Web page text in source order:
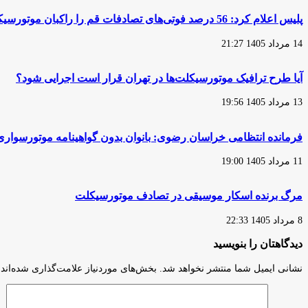
را
در
سراسر
اروپا
می‌دهند
برقی
از
سوی
محیط‌زیست
حدود
مجاز
ایمنی
توسط
کشور
پلیس اعلام کرد: 56 درصد فوتی‌های تصادفات قم را راکبان موتورسیکلت تشکیل می‌دهند
14 مرداد 1405 21:27
آیا طرح ترافیک موتورسیکلت‌ها در تهران قرار است اجرایی شود؟
13 مرداد 1405 19:56
فرمانده انتظامی خراسان رضوی: بانوان بدون گواهینامه
11 مرداد 1405 19:00
مرگ برنده اسکار موسیقی در تصادف موتورسیکلت
8 مرداد 1405 22:33
دیدگاهتان را بنویسید
نشانی ایمیل شما منتشر نخواهد شد. بخش‌های موردنیاز علامت‌گذاری شده‌اند